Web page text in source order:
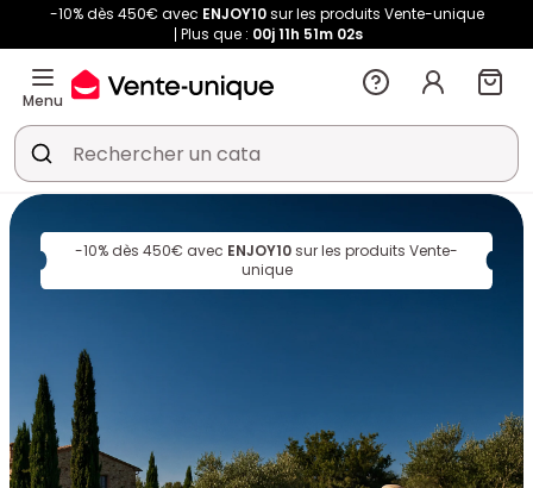
-10% dès 450€ avec ENJOY10sur les produits Vente-unique
Plus que : 00j11h 51m 02s
Menu
-10% dès 450€ avec ENJOY10sur les produits Vente-
unique